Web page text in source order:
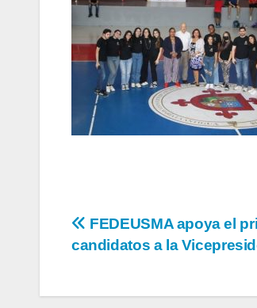
FEDEUSMA apoya el
candidatos a la